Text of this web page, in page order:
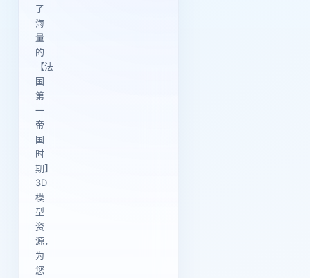
了
海
量
的
【法
国
第
一
帝
国
时
期】
3D
模
型
资
源，
为
您